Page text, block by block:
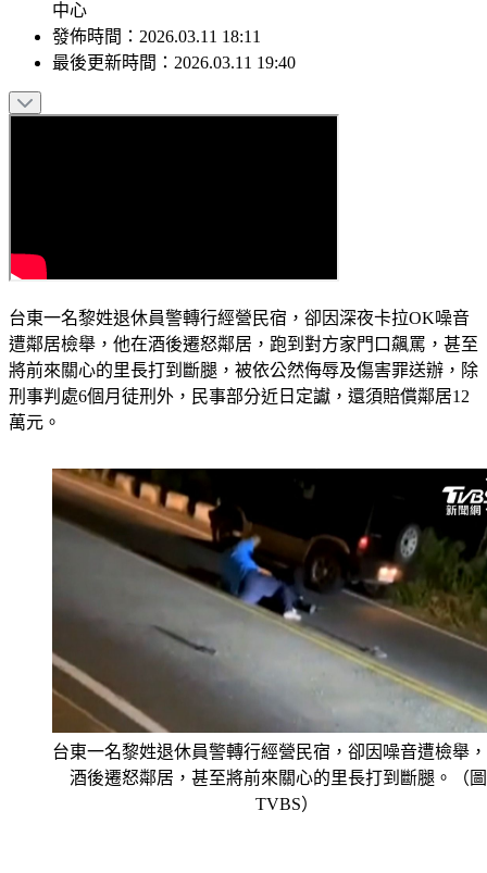
中心
發佈時間： 2026.03.11 18:11
最後更新時間： 2026.03.11 19:40
台東一名黎姓退休員警轉行經營民宿，卻因深夜卡拉OK噪音
遭鄰居檢舉，他在酒後遷怒鄰居，跑到對方家門口飆罵，甚至
將前來關心的里長打到斷腿，被依公然侮辱及傷害罪送辦，除
刑事判處6個月徒刑外，民事部分近日定讞，還須賠償鄰居12
萬元。
台東一名黎姓退休員警轉行經營民宿，卻因噪音遭檢舉
酒後遷怒鄰居，甚至將前來關心的里長打到斷腿。（
TVBS）